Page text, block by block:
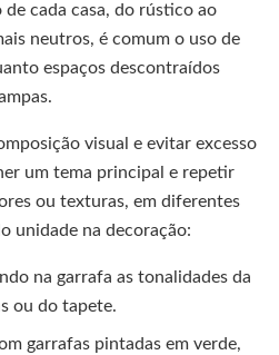
cada casa, do rústico ao
neutros, é comum o uso de
espaços descontraídos
visual e evitar excesso
um tema principal e repetir
ou texturas, em diferentes
unidade na decoração:
na garrafa as tonalidades da
ou do tapete.
garrafas pintadas em verde,